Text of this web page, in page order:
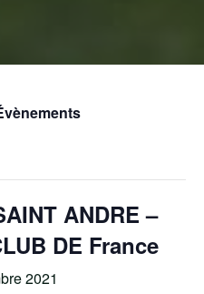
ANDRE –
DE France
2021